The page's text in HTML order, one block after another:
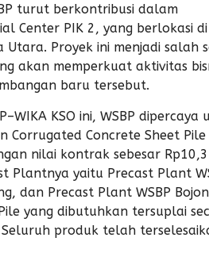
turut berkontribusi dalam
Center PIK 2, yang berlokasi di
Proyek ini menjadi salah
akan memperkuat aktivitas
baru tersebut.
KSO ini, WSBP dipercaya
Concrete Sheet Pile
nilai kontrak sebesar
Plantnya yaitu Precast Plant
dan Precast Plant WSBP
yang dibutuhkan tersuplai
produk telah